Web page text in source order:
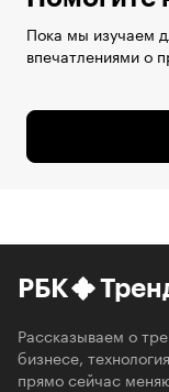
Пока мы изучаем
впечатлениями о
РБК
Рассказываем о
бизнесе,
прямо сейчас